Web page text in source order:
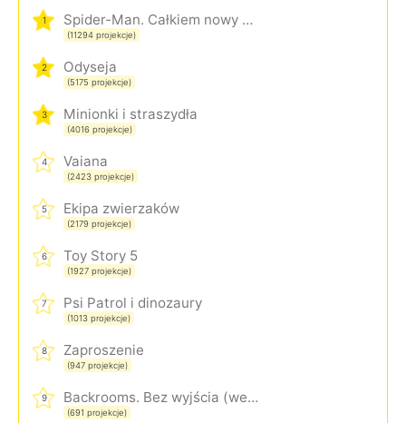
1 Spider-Man. Całkiem nowy dzień
(11294 projekcje)
2 Odyseja
(5175 projekcje)
3 Minionki i straszydła
(4016 projekcje)
4 Vaiana
(2423 projekcje)
5 Ekipa zwierzaków
(2179 projekcje)
6 Toy Story 5
(1927 projekcje)
7 Psi Patrol i dinozaury
(1013 projekcje)
8 Zaproszenie
(947 projekcje)
9 Backrooms. Bez wyjścia (wersja rozszerzona)
(691 projekcje)